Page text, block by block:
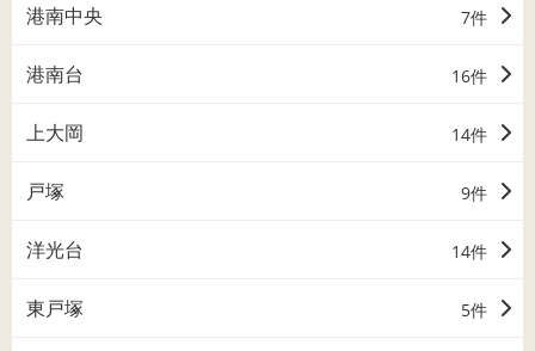
港南中央 7件
港南台 16件
上大岡 14件
戸塚 9件
洋光台 14件
東戸塚 5件